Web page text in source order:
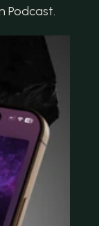
Podcast.